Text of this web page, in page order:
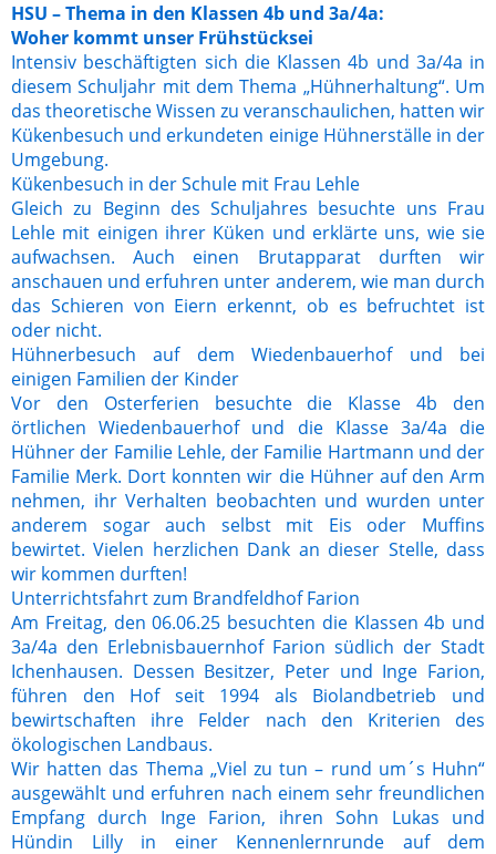
HSU – Thema in den Klassen 4b und 3a/4a:
Woher kommt unser Frühstücksei
Intensiv beschäftigten sich die Klassen 4b und 3a/4a in
diesem Schuljahr mit dem Thema „Hühnerhaltung“. Um
das theoretische Wissen zu veranschaulichen, hatten wir
Kükenbesuch und erkundeten einige Hühnerställe in der
Umgebung.
Kükenbesuch in der Schule mit Frau Lehle
Gleich zu Beginn des Schuljahres besuchte uns Frau
Lehle mit einigen ihrer Küken und erklärte uns, wie sie
aufwachsen. Auch einen Brutapparat durften wir
anschauen und erfuhren unter anderem, wie man durch
das Schieren von Eiern erkennt, ob es befruchtet ist
oder nicht.
Hühnerbesuch auf dem Wiedenbauerhof und bei
einigen Familien der Kinder
Vor den Osterferien besuchte die Klasse 4b den
örtlichen Wiedenbauerhof und die Klasse 3a/4a die
Hühner der Familie Lehle, der Familie Hartmann und der
Familie Merk. Dort konnten wir die Hühner auf den Arm
nehmen, ihr Verhalten beobachten und wurden unter
anderem sogar auch selbst mit Eis oder Muffins
bewirtet. Vielen herzlichen Dank an dieser Stelle, dass
wir kommen durften!
Unterrichtsfahrt zum Brandfeldhof Farion
Am Freitag, den 06.06.25 besuchten die Klassen 4b und
3a/4a den Erlebnisbauernhof Farion südlich der Stadt
Ichenhausen. Dessen Besitzer, Peter und Inge Farion,
führen den Hof seit 1994 als Biolandbetrieb und
bewirtschaften ihre Felder nach den Kriterien des
ökologischen Landbaus.
Wir hatten das Thema „Viel zu tun – rund um´s Huhn“
ausgewählt und erfuhren nach einem sehr freundlichen
Empfang durch Inge Farion, ihren Sohn Lukas und
Hündin Lilly in einer Kennenlernrunde auf dem